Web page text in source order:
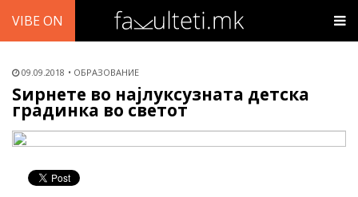
VIBE ON
09.09.2018 ОБРАЗОВАНИЕ
Ѕирнете во најлуксузната детска
градинка во светот